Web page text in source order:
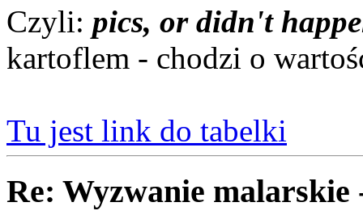
Czyli: pics, or didn't
kartoflem - chodzi o
Tu jest link do tabelki
Re: Wyzwanie malarskie